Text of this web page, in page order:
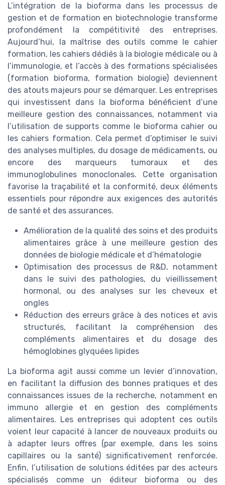
L’intégration de la bioforma dans les processus de
gestion et de formation en biotechnologie transforme
profondément la compétitivité des entreprises.
Aujourd’hui, la maîtrise des outils comme le cahier
formation, les cahiers dédiés à la biologie médicale ou à
l’immunologie, et l’accès à des formations spécialisées
(formation bioforma, formation biologie) deviennent
des atouts majeurs pour se démarquer. Les entreprises
qui investissent dans la bioforma bénéficient d’une
meilleure gestion des connaissances, notamment via
l’utilisation de supports comme le bioforma cahier ou
les cahiers formation. Cela permet d’optimiser le suivi
des analyses multiples, du dosage de médicaments, ou
encore des marqueurs tumoraux et des
immunoglobulines monoclonales. Cette organisation
favorise la traçabilité et la conformité, deux éléments
essentiels pour répondre aux exigences des autorités
de santé et des assurances.
Amélioration de la qualité des soins et des produits
alimentaires grâce à une meilleure gestion des
données de biologie médicale et d’hématologie
Optimisation des processus de R&D, notamment
dans le suivi des pathologies, du vieillissement
hormonal, ou des analyses sur les cheveux et
ongles
Réduction des erreurs grâce à des notices et avis
structurés, facilitant la compréhension des
compléments alimentaires et du dosage des
hémoglobines glyquées lipides
La bioforma agit aussi comme un levier d’innovation,
en facilitant la diffusion des bonnes pratiques et des
connaissances issues de la recherche, notamment en
immuno allergie et en gestion des compléments
alimentaires. Les entreprises qui adoptent ces outils
voient leur capacité à lancer de nouveaux produits ou
à adapter leurs offres (par exemple, dans les soins
capillaires ou la santé) significativement renforcée.
Enfin, l’utilisation de solutions éditées par des acteurs
spécialisés comme un éditeur bioforma ou des